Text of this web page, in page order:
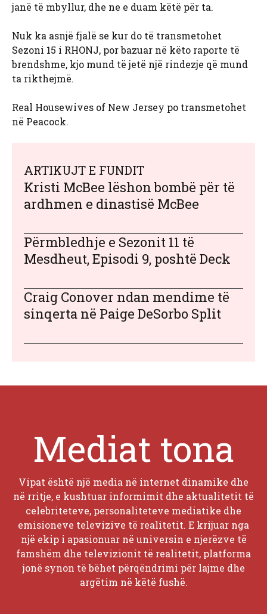
janë të mbyllur, dhe ne e duam këtë për ta.
Nuk ka asnjë fjalë se kur do të transmetohet
Sezoni 15 i RHONJ, por bazuar në këto raporte të
brendshme, kjo mund të jetë një rindezje që mund
ta rikthejmë.
Real Housewives of New Jersey po transmetohet
në Peacock.
ARTIKUJT E FUNDIT
Kristi McBee lëshon bombë për të
ardhmen e dinastisë McBee
Përmbledhje e Sezonit 11 të
Mesdheut, Episodi 9, poshtë Deck
Craig Conover ndan mendime të
sinqerta në Paige DeSorbo Split
Mediat tona
Vipat është një media në internet dinamike dhe
në rritje, e kushtuar informimit dhe aktualitetit të
celebriteteve, personaliteteve mediatike dhe
emisioneve televizive të realitetit. E krijuar nga
një ekip i apasionuar në universin e njerëzve të
famshëm dhe televizionit të realitetit, platforma
jonë synon të bëhet përqëndrimi për lajme dhe
argëtim në këtë fushë.